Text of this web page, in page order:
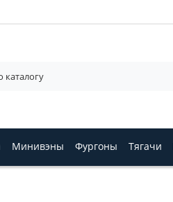
Минивэны Фургоны Тягачи